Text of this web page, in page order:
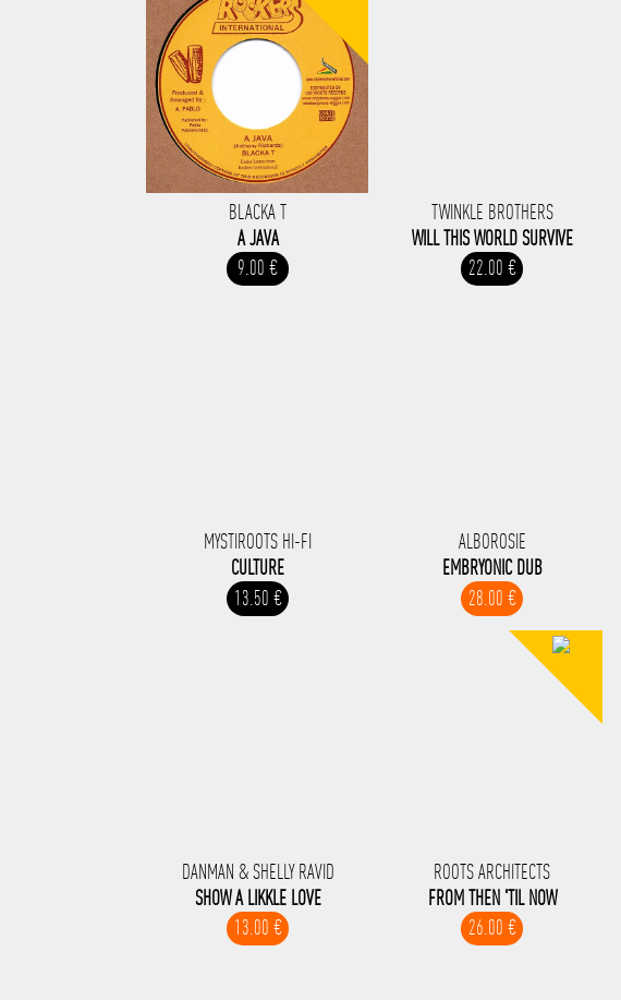
BLACKA T
A JAVA
9.00 €
TWINKLE BROTHERS
WILL THIS WORLD SURVIVE
22.00 €
MYSTIROOTS HI-FI
CULTURE
13.50 €
ALBOROSIE
EMBRYONIC DUB
28.00 €
DANMAN & SHELLY RAVID
SHOW A LIKKLE LOVE
13.00 €
ROOTS ARCHITECTS
FROM THEN 'TIL NOW
26.00 €